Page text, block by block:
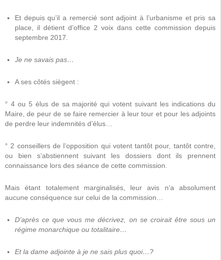
Et depuis qu’il a remercié sont adjoint à l’urbanisme et pris sa
place, il détient d’office 2 voix dans cette commission depuis
septembre 2017.
Je ne savais pas…
A ses côtés siègent :
° 4 ou 5 élus de sa majorité qui votent suivant les indications du
Maire, de peur de se faire remercier à leur tour et pour les adjoints
de perdre leur indemnités d’élus…
° 2 conseillers de l’opposition qui votent tantôt pour, tantôt contre,
ou bien s’abstiennent suivant les dossiers dont ils prennent
connaissance lors des séance de cette commission.
Mais étant totalement marginalisés, leur avis n’a absolument
aucune conséquence sur celui de la commission…
D’après ce que vous me décrivez, on se croirait être sous un
régime monarchique ou totalitaire…
Et la dame adjointe à je ne sais plus quoi…?